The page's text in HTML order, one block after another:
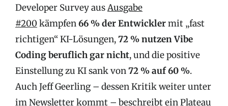
Developer Survey ausAusgabe
#200 kämpfen66 % der Entwicklermit „fast
richtigen“ KI-Lösungen,72 % nutzen Vibe
Coding beruflich gar nicht, und die positive
Einstellung zu KI sank von72 % auf 60 %.
Auch Jeff Geerling – dessen Kritik weiter unter
im Newsletter kommt – beschreibt ein Plateau